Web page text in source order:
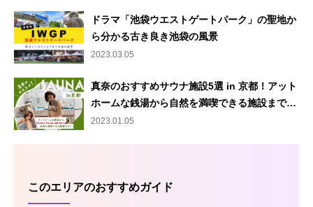
ドラマ「池袋ウエストゲートパーク」の聖地か
ら分かる古き良き池袋の風景
2023.03.05
真奈のおすすめサウナ施設5選 in 京都！アット
ホームな銭湯から自然を満喫できる施設まで…
2023.01.05
このエリアのおすすめガイド